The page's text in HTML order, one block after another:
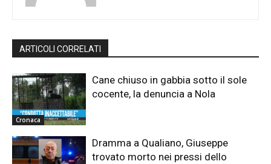
ARTICOLI CORRELATI
Cronaca
Cane chiuso in gabbia sotto il sole
cocente, la denuncia a Nola
Dramma a Qualiano, Giuseppe
trovato morto nei pressi dello